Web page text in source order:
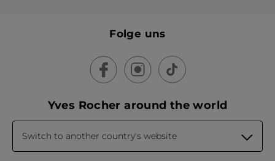
Folge uns
Yves Rocher around the world
Switch to another country's website